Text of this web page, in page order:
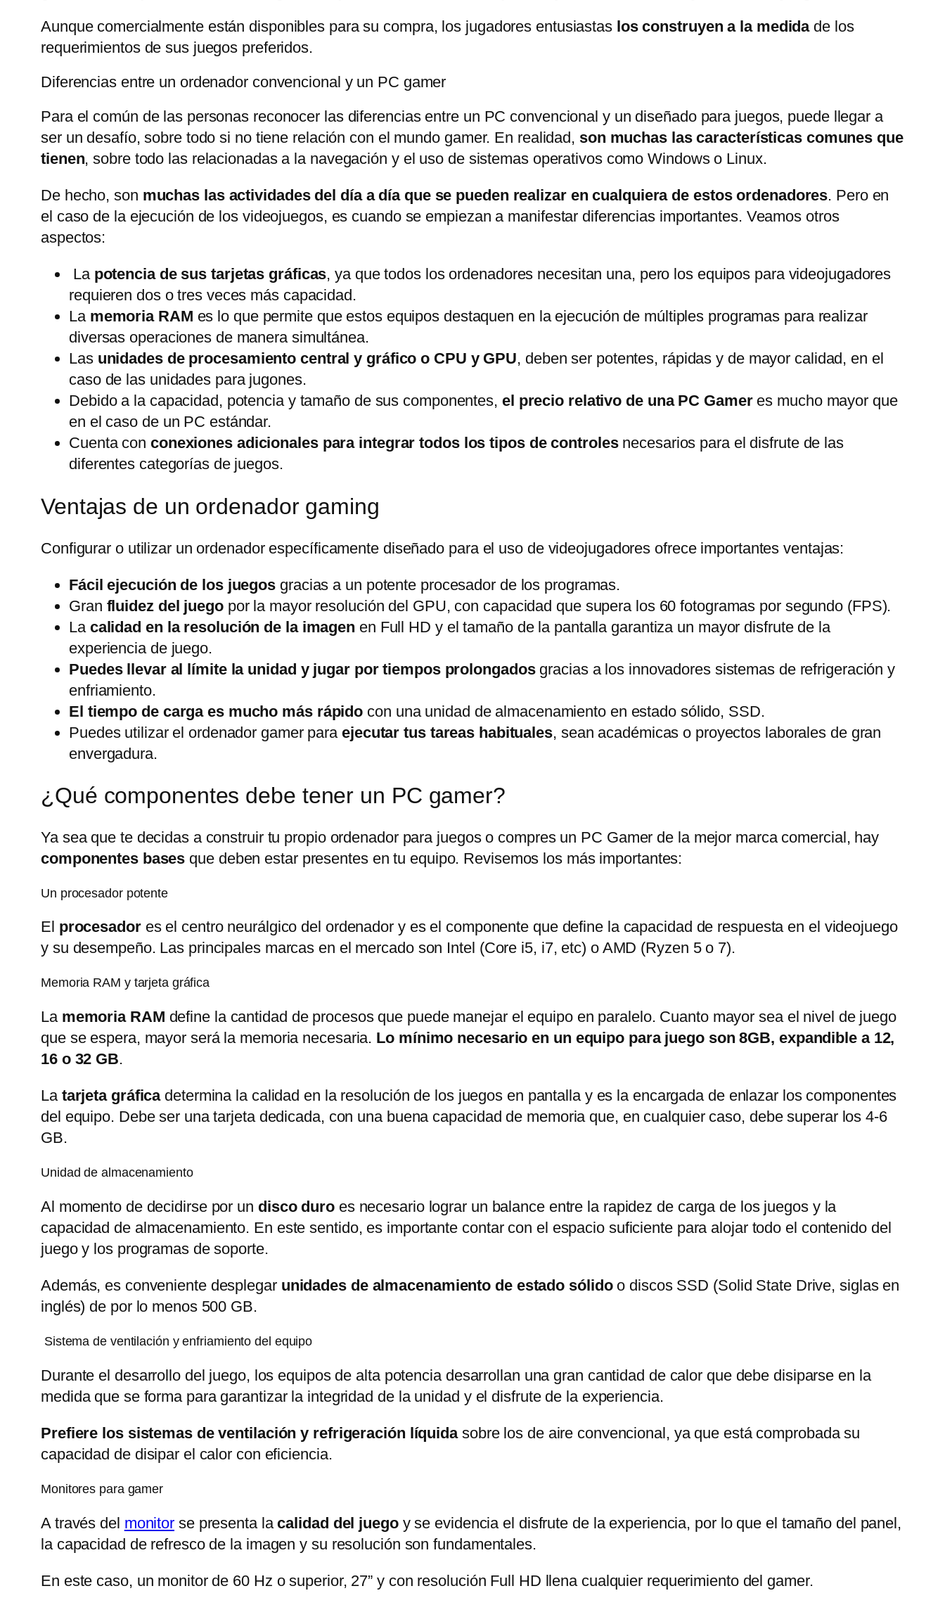
Aunque comercialmente están disponibles para su compra, los jugadores entusiastas los construyen a la medidade los
requerimientos de sus juegos preferidos.
Diferencias entre un ordenador convencional y un PC gamer
Para el común de las personas reconocer las diferencias entre un PC convencional y un diseñado para juegos, puede llegar a
ser un desafío, sobre todo si no tiene relación con el mundo gamer. En realidad, son muchas las características comunes que
tienen, sobre todo las relacionadas a la navegación y el uso de sistemas operativos como Windows o Linux.
De hecho, son muchas las actividades del día a día que se pueden realizar en cualquiera de estos ordenadores. Pero en
el caso de la ejecución de los videojuegos, es cuando se empiezan a manifestar diferencias importantes. Veamos otros
aspectos:
La potencia de sus tarjetas gráficas, ya que todos los ordenadores necesitan una, pero los equipos para videojugadores
requieren dos o tres veces más capacidad.
La memoria RAM es lo que permite que estos equipos destaquen en la ejecución de múltiples programas para realizar
diversas operaciones de manera simultánea.
Las unidades de procesamiento central y gráfico o CPU y GPU, deben ser potentes, rápidas y de mayor calidad, en el
caso de las unidades para jugones.
Debido a la capacidad, potencia y tamaño de sus componentes, el precio relativo de una PC Gameres mucho mayor que
en el caso de un PC estándar.
Cuenta con conexiones adicionales para integrar todos los tipos de controlesnecesarios para el disfrute de las
diferentes categorías de juegos.
Ventajas de un ordenador gaming
Configurar o utilizar un ordenador específicamente diseñado para el uso de videojugadores ofrece importantes ventajas:
Fácil ejecución de los juegos gracias a un potente procesador de los programas.
Gran fluidez del juegopor la mayor resolución del GPU, con capacidad que supera los 60 fotogramas por segundo (FPS).
La calidad en la resolución de la imagen en Full HD y el tamaño de la pantalla garantiza un mayor disfrute de la
experiencia de juego.
Puedes llevar al límite la unidad y jugar por tiempos prolongadosgracias a los innovadores sistemas de refrigeración y
enfriamiento.
El tiempo de carga es mucho más rápido con una unidad de almacenamiento en estado sólido, SSD.
Puedes utilizar el ordenador gamer para ejecutar tus tareas habituales, sean académicas o proyectos laborales de gran
envergadura.
¿Qué componentes debe tener un PC gamer?
Ya sea que te decidas a construir tu propio ordenador para juegos o compres un PC Gamer de la mejor marca comercial, hay
componentes bases que deben estar presentes en tu equipo. Revisemos los más importantes:
Un procesador potente
El procesadores el centro neurálgico del ordenador y es el componente que define la capacidad de respuesta en el videojuego
y su desempeño. Las principales marcas en el mercado son Intel (Core i5, i7, etc) o AMD (Ryzen 5 o 7).
Memoria RAM y tarjeta gráfica
La memoria RAM define la cantidad de procesos que puede manejar el equipo en paralelo. Cuanto mayor sea el nivel de juego
que se espera, mayor será la memoria necesaria. Lo mínimo necesario en un equipo para juego son 8GB, expandible a 12,
16 o 32 GB.
La tarjeta gráficadetermina la calidad en la resolución de los juegos en pantalla y es la encargada de enlazar los componentes
del equipo. Debe ser una tarjeta dedicada, con una buena capacidad de memoria que, en cualquier caso, debe superar los 4-6
GB.
Unidad de almacenamiento
Al momento de decidirse por un disco duroes necesario lograr un balance entre la rapidez de carga de los juegos y la
capacidad de almacenamiento. En este sentido, es importante contar con el espacio suficiente para alojar todo el contenido del
juego y los programas de soporte.
Además, es conveniente desplegar unidades de almacenamiento de estado sólidoo discos SSD (Solid State Drive, siglas en
inglés) de por lo menos 500 GB.
Sistema de ventilación y enfriamiento del equipo
Durante el desarrollo del juego, los equipos de alta potencia desarrollan una gran cantidad de calor que debe disiparse en la
medida que se forma para garantizar la integridad de la unidad y el disfrute de la experiencia.
Prefiere los sistemas de ventilación y refrigeración líquidasobre los de aire convencional, ya que está comprobada su
capacidad de disipar el calor con eficiencia.
Monitores para gamer
A través del monitor se presenta lacalidad del juegoy se evidencia el disfrute de la experiencia, por lo que el tamaño del panel,
la capacidad de refresco de la imagen y su resolución son fundamentales.
En este caso, un monitor de 60 Hz o superior, 27” y con resolución Full HD llena cualquier requerimiento del gamer.